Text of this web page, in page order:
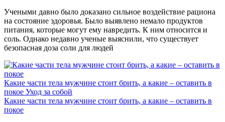
Учеными давно было доказано сильное воздействие рациона
на состояние здоровья. Было выявлено немало продуктов
питания, которые могут ему навредить. К ним относится и
соль. Однако недавно ученые выяснили, что существует
безопасная доза соли для людей
Какие части тела мужчине стоит брить, а какие – оставить в
покое Уход за собой
Какие части тела мужчине стоит брить, а какие – оставить в
покое